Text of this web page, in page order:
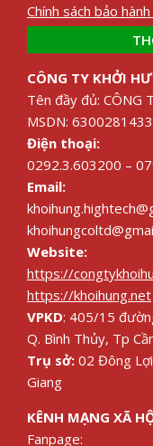
Chính sách bảo
CÔNG TY KHỞI
Tên đầy đủ: CÔNG
MSDN: 6300281433
Điện thoại:
0292.3.603200 –
Email:
Website:
https://
https://khoihung.net
VPKD: 405/15
Q. Bình Thủy, Tp
Trụ sở: 02 Đông
Giang
KÊNH MẠNG XÃ
Fanpage: